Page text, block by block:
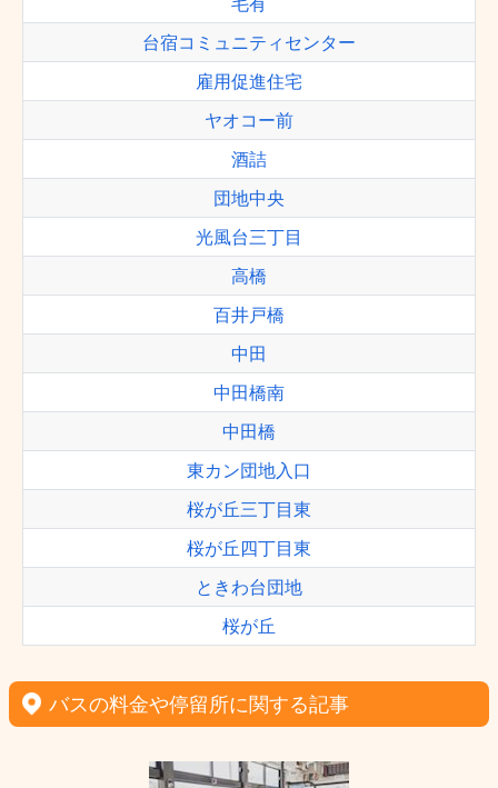
台宿コミュニティセンター
雇用促進住宅
ヤオコー前
酒詰
団地中央
光風台三丁目
高橋
百井戸橋
中田
中田橋南
中田橋
東カン団地入口
桜が丘三丁目東
桜が丘四丁目東
ときわ台団地
桜が丘
バスの料金や停留所に関する記事